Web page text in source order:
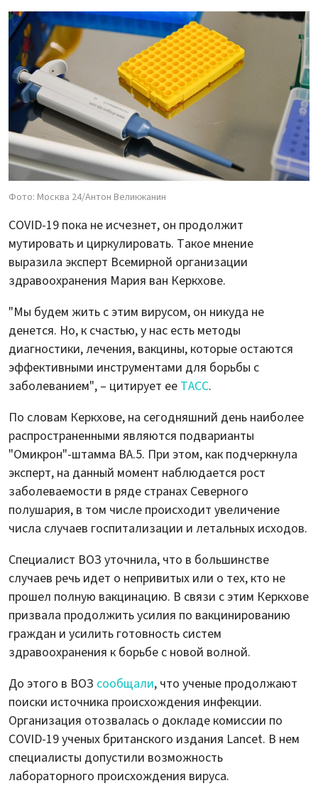
Фото: Москва 24/Антон Великжанин
COVID-19 пока не исчезнет, он продолжит
мутировать и циркулировать. Такое мнение
выразила эксперт Всемирной организации
здравоохранения Мария ван Керкхове.
"Мы будем жить с этим вирусом, он никуда не
денется. Но, к счастью, у нас есть методы
диагностики, лечения, вакцины, которые остаются
эффективными инструментами для борьбы с
заболеванием", – цитирует ее ТАСС.
По словам Керкхове, на сегодняшний день наиболее
распространенными являются подварианты
"Омикрон"-штамма BA.5. При этом, как подчеркнула
эксперт, на данный момент наблюдается рост
заболеваемости в ряде странах Северного
полушария, в том числе происходит увеличение
числа случаев госпитализации и летальных исходов.
Специалист ВОЗ уточнила, что в большинстве
случаев речь идет о непривитых или о тех, кто не
прошел полную вакцинацию. В связи с этим Керкхове
призвала продолжить усилия по вакцинированию
граждан и усилить готовность систем
здравоохранения к борьбе с новой волной.
До этого в ВОЗ сообщали, что ученые продолжают
поиски источника происхождения инфекции.
Организация отозвалась о докладе комиссии по
COVID-19 ученых британского издания Lancet. В нем
специалисты допустили возможность
лабораторного происхождения вируса.